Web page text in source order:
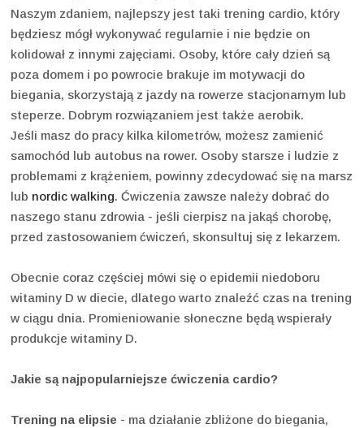
Naszym zdaniem, najlepszy jest taki trening cardio, który
będziesz mógł wykonywać regularnie i nie będzie on
kolidował z innymi zajęciami. Osoby, które cały dzień są
poza domem i po powrocie brakuje im motywacji do
biegania, skorzystają z jazdy na rowerze stacjonarnym lub
steperze. Dobrym rozwiązaniem jest także aerobik.
Jeśli masz do pracy kilka kilometrów, możesz zamienić
samochód lub autobus na rower. Osoby starsze i ludzie z
problemami z krążeniem, powinny zdecydować się na marsz
lub nordic walking. Ćwiczenia zawsze należy dobrać do
naszego stanu zdrowia - jeśli cierpisz na jakąś chorobę,
przed zastosowaniem ćwiczeń, skonsultuj się z lekarzem.
Obecnie coraz częściej mówi się o epidemii niedoboru
witaminy D w diecie, dlatego warto znaleźć czas na trening
w ciągu dnia. Promieniowanie słoneczne będą wspierały
produkcje witaminy D.
Jakie są najpopularniejsze ćwiczenia cardio?
Trening na elipsie - ma działanie zbliżone do biegania,